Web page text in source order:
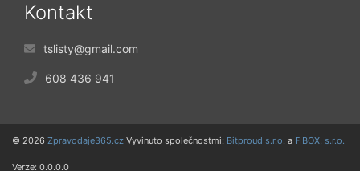
Kontakt
tslisty@gmail.com
608 436 941
© 2026 Zpravodaje365.cz Vyvinuto společnostmi: Bitproud s.r.o. a FIBOX, s.r.o.
Verze: 0.0.0.0